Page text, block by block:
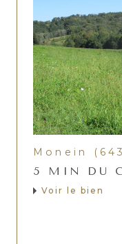
Monein
5 MIN DU
Voir le bien